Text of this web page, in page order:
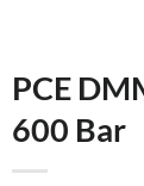
PCE
600 Bar